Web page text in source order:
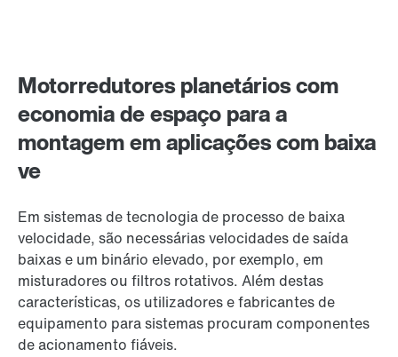
Motorredutores planetários com
economia de espaço para a
montagem em aplicações com baixa
ve
Em sistemas de tecnologia de processo de baixa
velocidade, são necessárias velocidades de saída
baixas e um binário elevado, por exemplo, em
misturadores ou filtros rotativos. Além destas
características, os utilizadores e fabricantes de
equipamento para sistemas procuram componentes
de acionamento fiáveis.